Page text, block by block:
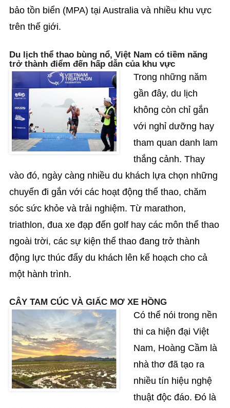
bảo tồn biển (MPA) tại Australia và nhiều khu vực
trên thế giới.
Du lịch thể thao bùng nổ, Việt Nam có tiềm năng
trở thành điểm đến hấp dẫn của khu vực
Trong những năm
gần đây, du lịch
không còn chỉ gắn
với nghỉ dưỡng hay
tham quan danh lam
thắng cảnh. Thay
vào đó, ngày càng nhiều du khách lựa chọn những
chuyến đi gắn với các hoạt động thể thao, chăm
sóc sức khỏe và trải nghiệm. Từ marathon,
triathlon, đua xe đạp đến golf hay các môn thể thao
ngoài trời, các sự kiện thể thao đang trở thành
động lực thúc đẩy du khách lên kế hoạch cho cả
một hành trình.
CÂY TAM CÚC VÀ GIẤC MƠ XE HỒNG
Có thể nói trong nền
thi ca hiện đại Việt
Nam, Hoàng Cầm là
nhà thơ đã tạo ra
nhiều tín hiệu nghệ
thuật độc đáo. Đó là